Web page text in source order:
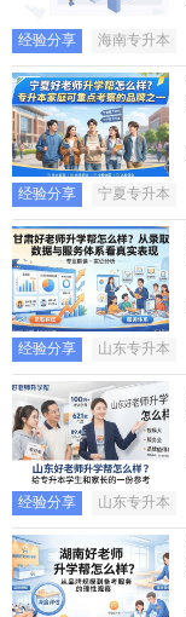
经验分享 海南专升本
经验分享 宁夏专升本
经验分享 山东专升本
经验分享 山东专升本